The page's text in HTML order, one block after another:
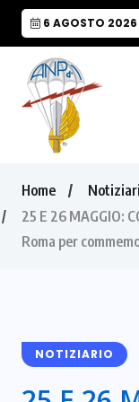
6 AGOSTO 2026
Home
25 E 26 MAGGIO:
Roma per
NOTIZIARIO